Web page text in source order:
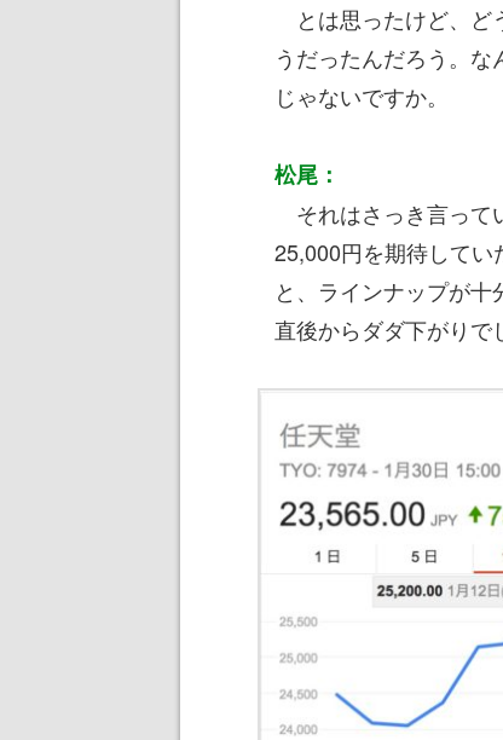
とは思ったけど、ど
うだったんだろう。
じゃないですか。
松尾：
それはさっき言って
25,000円を期待して
と、ラインナップが
直後からダダ下がりで